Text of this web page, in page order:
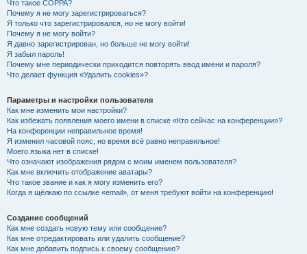
Что такое COPPA?
Почему я не могу зарегистрироваться?
Я только что зарегистрировался, но не могу войти!
Почему я не могу войти?
Я давно зарегистрирован, но больше не могу войти!
Я забыл пароль!
Почему мне периодически приходится повторять ввод имени и пароля?
Что делает функция «Удалить cookies»?
Параметры и настройки пользователя
Как мне изменить мои настройки?
Как избежать появления моего имени в списке «Кто сейчас на конференции»?
На конференции неправильное время!
Я изменил часовой пояс, но время всё равно неправильное!
Моего языка нет в списке!
Что означают изображения рядом с моим именем пользователя?
Как мне включить отображение аватары?
Что такое звание и как я могу изменить его?
Когда я щёлкаю по ссылке «email», от меня требуют войти на конференцию!
Создание сообщений
Как мне создать новую тему или сообщение?
Как мне отредактировать или удалить сообщение?
Как мне добавить подпись к своему сообщению?